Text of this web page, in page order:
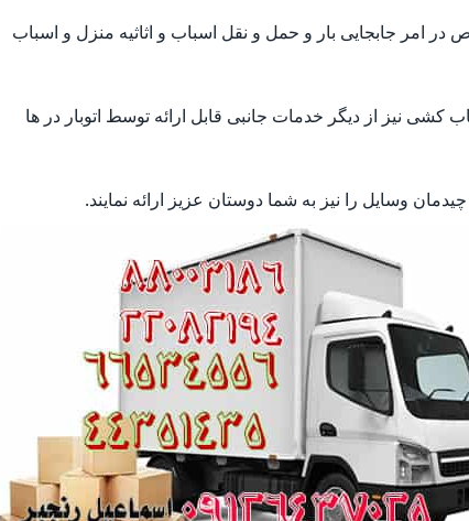
امر جابجایی بار و حمل و نقل اسباب و اثاثیه منزل و اسباب
نیز از دیگر خدمات جانبی قابل ارائه توسط اتوبار در ها
وسایل را نیز به شما دوستان عزیز ارائه نمایند.